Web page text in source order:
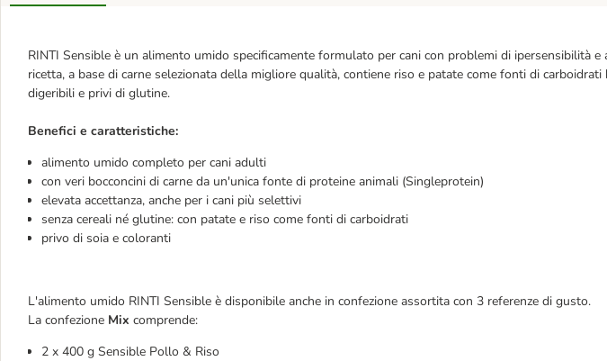
RINTI Sensible è un alimento umido specificamente formulato per cani con problemi di ipersensibilità e
ricetta, a base di carne selezionata della migliore qualità, contiene riso e patate come fonti di
digeribili e privi di glutine.
Benefici e caratteristiche:
alimento umido completo per cani adulti
con veri bocconcini di carne da un'unica fonte di proteine animali (Singleprotein)
elevata accettanza, anche per i cani più selettivi
senza cereali né glutine: con patate e riso come fonti di carboidrati
privo di soia e coloranti
L'alimento umido RINTI Sensible è disponibile anche in confezione assortita con 3 referenze di gusto.
La confezione Mix comprende:
2 x 400 g Sensible Pollo & Riso